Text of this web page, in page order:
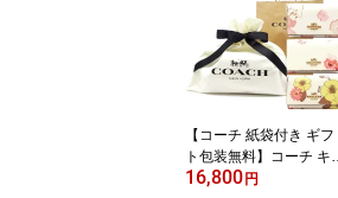
布 CR-625 C4455
H COACH【新作 新品
定モデル】【COACH コ
ーチ】【サイフ さいふ
【楽ギフ_包装】【コン
す楽】
【コーチ 紙袋付き ギフ
ト包装無料】コーチ キ
ケース フローラルプリン
16,800 円